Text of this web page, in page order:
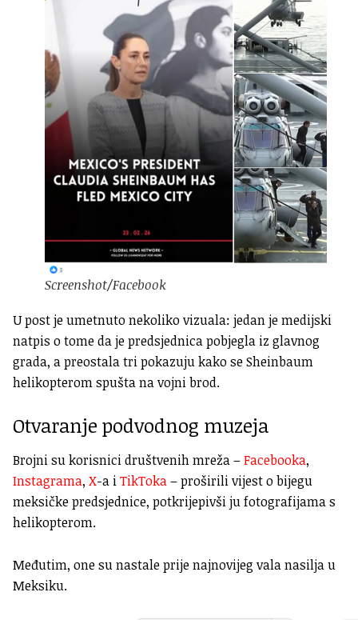
Screenshot/Facebook
U post je umetnuto nekoliko vizuala: jedan je medijski
natpis o tome da je predsjednica pobjegla iz glavnog
grada, a preostala tri pokazuju kako se Sheinbaum
helikopterom spušta na vojni brod.
Otvaranje podvodnog muzeja
Brojni su korisnici društvenih mreža –Facebooka,
Instagrama, X-a iTikToka– proširili vijest o bijegu
meksičke predsjednice, potkrijepivši ju fotografijama s
helikopterom.
Međutim, one su nastale prije najnovijeg vala nasilja u
Meksiku.